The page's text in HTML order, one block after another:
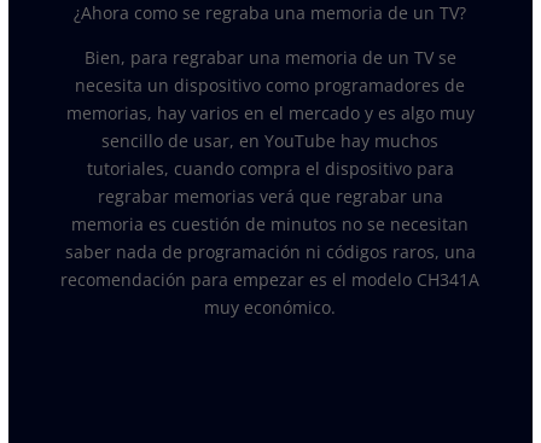
¿Ahora como se regraba una memoria de un TV?
Bien, para regrabar una memoria de un TV se
necesita un dispositivo como programadores de
memorias, hay varios en el mercado y es algo muy
sencillo de usar, en YouTube hay muchos
tutoriales, cuando compra el dispositivo para
regrabar memorias verá que regrabar una
memoria es cuestión de minutos no se necesitan
saber nada de programación ni códigos raros, una
recomendación para empezar es el modelo CH341A
muy económico.